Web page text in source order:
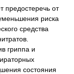
предостеречь от
риска
средства
гриппа и
состояния